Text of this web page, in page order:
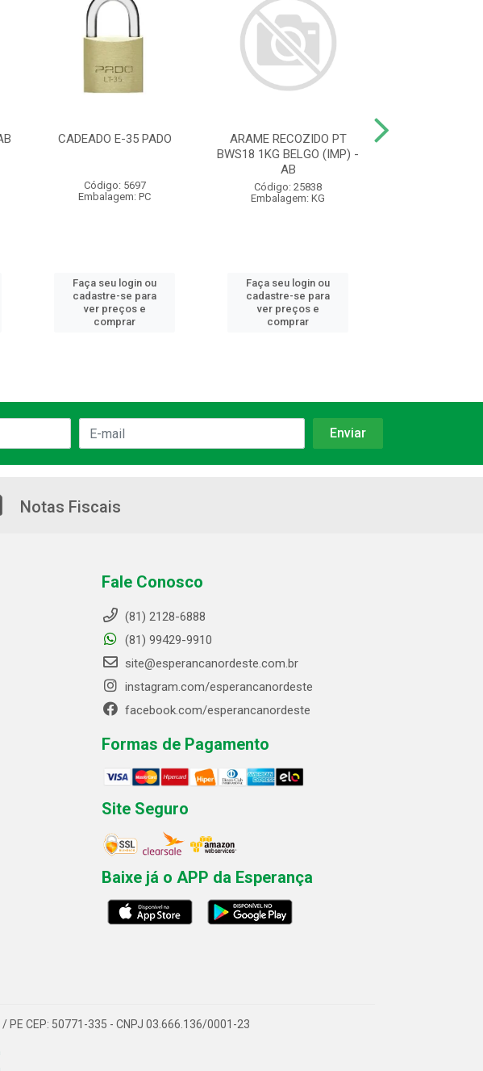
CADEADO E-35 PADO
Código: 5697
Embalagem: PC
Faça seu login ou
cadastre-se para
ver preços e
comprar
ARAME RECOZIDO PT
BWS18 1KG BELGO (IMP) -
AB
Código: 25838
Embalagem: KG
Faça seu login ou
cadastre-se para
ver preços e
comprar
Notas Fiscais
Fale Conosco
(81) 2128-6888
(81) 99429-9910
site@esperancanordeste.com.br
instagram.com/esperancanordeste
facebook.com/esperancanordeste
Formas de Pagamento
Site Seguro
Baixe já o APP da Esperança
CEP: 50771-335 - CNPJ 03.666.136/0001-23